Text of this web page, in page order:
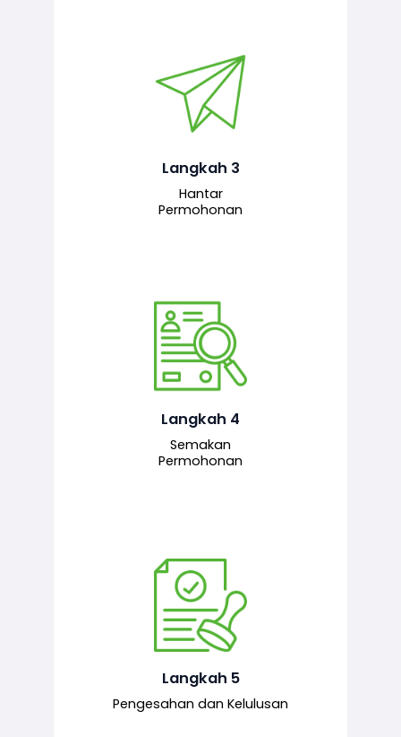
Langkah 3
Hantar
Permohonan
Permohonan yang lengkap dihantar
untuk proses semakan dan
bertanggungjawab.
Langkah 4
Semakan
Permohonan
Pegawai penyemak menyemak
maklumat yang dikemukakan. Jika
semua maklumat adalah lengkap dan
kepada pegawai pelulus untuk
tindakan seterusnya.
Langkah 5
Pengesahan dan Kelulusan
Pegawai pelulus menilai permohonan
dan memberi pengesahan serta
kelulusan akhir sekiranya semuanya
mematuhi syarat ditetapkan.